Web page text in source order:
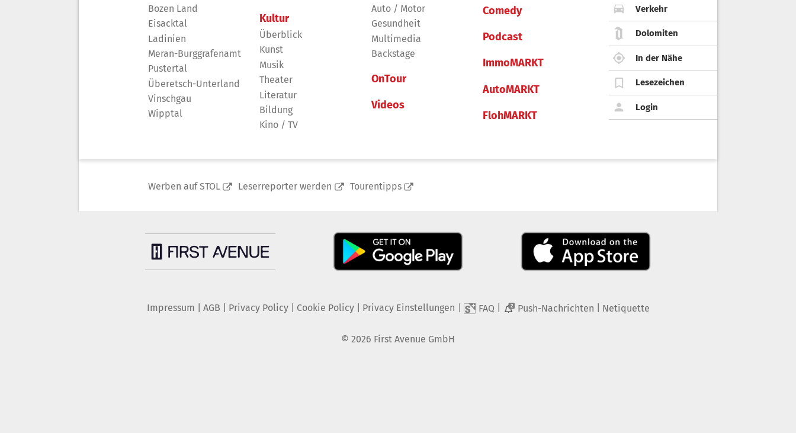
Bozen Land
Eisacktal
Ladinien
Meran-Burggrafenamt
Pustertal
Überetsch-Unterland
Vinschgau
Wipptal
Kultur
Überblick
Kunst
Musik
Theater
Literatur
Bildung
Kino / TV
Auto / Motor
Gesundheit
Multimedia
Backstage
OnTour
Videos
Comedy
Podcast
ImmoMARKT
AutoMARKT
FlohMARKT
Verkehr
Dolomiten
In der Nähe
Lesezeichen
Login
Werben auf STOL Leserreporter werden Tourentipps
Impressum AGB Privacy Policy| Cookie Policy| Privacy Einstellungen FAQ 2 Push-Nachrichten Netiquette
© 2026 First Avenue GmbH